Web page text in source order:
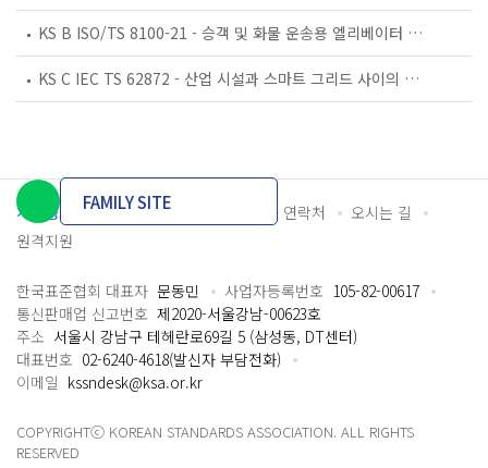
KS B ISO/TS 8100-21 - 승객 및 화물 운송용 엘리베이터 —제21부: 세계공통 필수안전요건(GESRs)을 충족하는 세계공통 안전 파라미터(GSPs)
KS C IEC TS 62872 - 산업 시설과 스마트 그리드 사이의 산업 공정 측정, 제어 및 자동화 시스템 인터페이스
개인정보처리방침 이용약관 담당자 연락처
오시는 길
원격지원
FAMILY SITE
한국표준협회 대표자 문동민 사업자등록번호 105-82-00617
통신판매업 신고번호 제2020-서울강남-00623호
주소 서울시 강남구 테헤란로69길 5 (삼성동, DT센터)
대표번호 02-6240-4618(발신자 부담전화)
이메일 kssndesk@ksa.or.kr
COPYRIGHTⓒ KOREAN STANDARDS ASSOCIATION. ALL RIGHTS
RESERVED